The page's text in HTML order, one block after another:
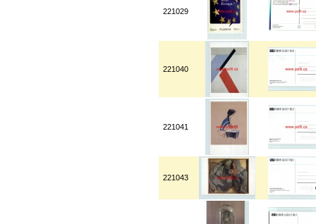
221029
221040
221041
221043